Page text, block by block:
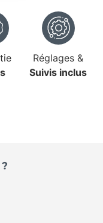
Réglages &
Suivis inclus